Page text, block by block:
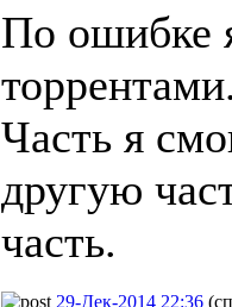
По ошибке
Часть я
другую
часть.
29-Дек-2014 22:36